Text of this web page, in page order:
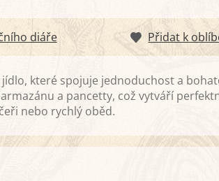
diáře Přidat k
které spojuje jednoduchost a
a pancetty, což vytváří
nebo rychlý oběd.